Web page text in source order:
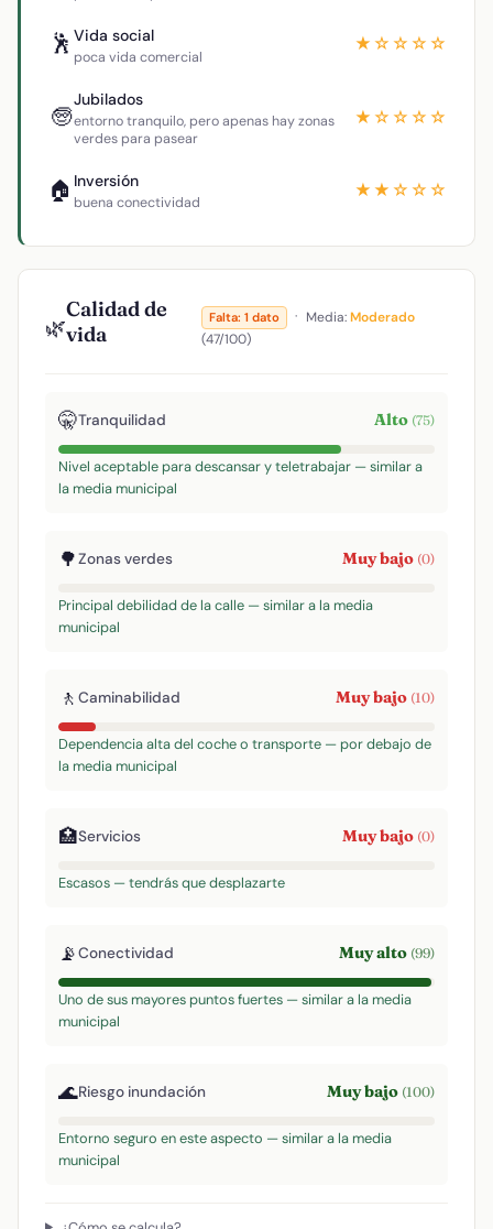
🕺 Vida social
poca vida comercial
★☆☆☆☆
🧓
Jubilados
entorno tranquilo, pero apenas hay zonas
verdes para pasear
★☆☆☆☆
🏠 Inversión
buena conectividad
★★☆☆☆
🌿
Calidad de
vida
Falta: 1 dato · Media:Moderado
(47/100)
🤫Tranquilidad Alto (75)
Nivel aceptable para descansar y teletrabajar — similar a
la media municipal
🌳Zonas verdes Muy bajo (0)
Principal debilidad de la calle — similar a la media
municipal
🚶 Caminabilidad Muy bajo (10)
Dependencia alta del coche o transporte — por debajo de
la media municipal
🏥Servicios Muy bajo (0)
Escasos — tendrás que desplazarte
📡Conectividad Muy alto (99)
Uno de sus mayores puntos fuertes — similar a la media
municipal
🌊Riesgo inundación Muy bajo (100)
Entorno seguro en este aspecto — similar a la media
municipal